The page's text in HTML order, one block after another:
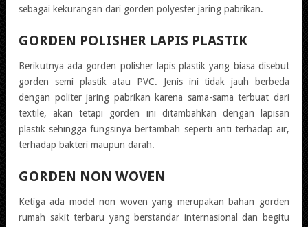
sebagai kekurangan dari gorden polyester jaring pabrikan.
GORDEN POLISHER LAPIS PLASTIK
Berikutnya ada gorden polisher lapis plastik yang biasa disebut
gorden semi plastik atau PVC. Jenis ini tidak jauh berbeda
dengan politer jaring pabrikan karena sama-sama terbuat dari
textile, akan tetapi gorden ini ditambahkan dengan lapisan
plastik sehingga fungsinya bertambah seperti anti terhadap air,
terhadap bakteri maupun darah.
GORDEN NON WOVEN
Ketiga ada model non woven yang merupakan bahan gorden
rumah sakit terbaru yang berstandar internasional dan begitu